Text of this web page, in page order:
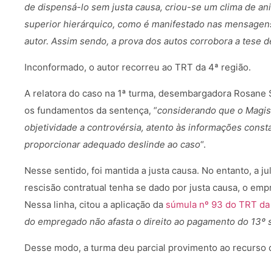
de dispensá-lo sem justa causa, criou-se um clima de
superior hierárquico, como é manifestado nas
autor. Assim sendo, a prova dos autos corrobora a tese
Inconformado, o autor recorreu ao TRT da 4ª região.
A relatora do caso na 1ª turma, desembargadora
os fundamentos da sentença, “considerando que o
objetividade a controvérsia, atento às informações
proporcionar adequado deslinde ao caso“.
Nesse sentido, foi mantida a justa causa. No entanto, a
rescisão contratual tenha se dado por justa causa, o
Nessa linha, citou a aplicação da súmula nº 93 do TRT
do empregado não afasta o direito ao pagamento do 13º
Desse modo, a turma deu parcial provimento ao